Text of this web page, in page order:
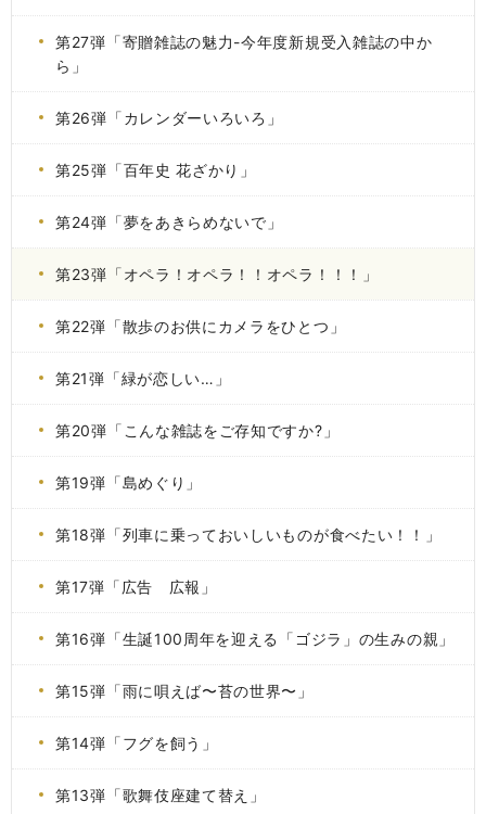
第27弾「寄贈雑誌の魅力-今年度新規受入雑誌の中か
ら」
第26弾「カレンダーいろいろ」
第25弾「百年史 花ざかり」
第24弾「夢をあきらめないで」
第23弾「オペラ！オペラ！！オペラ！！！」
第22弾「散歩のお供にカメラをひとつ」
第21弾「緑が恋しい…」
第20弾「こんな雑誌をご存知ですか?」
第19弾「島めぐり」
第18弾「列車に乗っておいしいものが食べたい！！」
第17弾「広告 広報」
第16弾「生誕100周年を迎える「ゴジラ」の生みの親」
第15弾「雨に唄えば〜苔の世界〜」
第14弾「フグを飼う」
第13弾「歌舞伎座建て替え」